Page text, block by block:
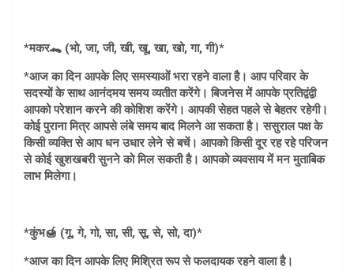
*मकर🐊 (भो, जा, जी, खी, खू, खा, खो, गा, गी)*
*आज का दिन आपके लिए समस्याओं भरा रहने वाला है। आप परिवार के
सदस्यों के साथ आनंदमय समय व्यतीत करेंगे। बिजनेस में आपके प्रतिद्वंद्वी
आपको परेशान करने की कोशिश करेंगे। आपकी सेहत पहले से बेहतर रहेगी।
कोई पुराना मित्र आपसे लंबे समय बाद मिलने आ सकता है। ससुराल पक्ष के
किसी व्यक्ति से आप धन उधार लेने से बचें। आपको किसी दूर रह रहे परिजन
से कोई खुशखबरी सुनने को मिल सकती है। आपको व्यवसाय में मन मुताबिक
लाभ मिलेगा।
*कुंभ🍯 (गू, गे, गो, सा, सी, सू, से, सो, दा)*
*आज का दिन आपके लिए मिश्रित रूप से फलदायक रहने वाला है।